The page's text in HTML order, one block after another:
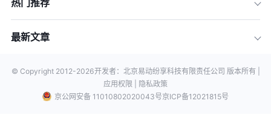
热门推荐
最新文章
© Copyright 2012-2026开发者：北京易动纷享科技有限责任公司 版本所有 |
应用权限 |
隐私政策
京公网安备 11010802020043号京ICP备12021815号